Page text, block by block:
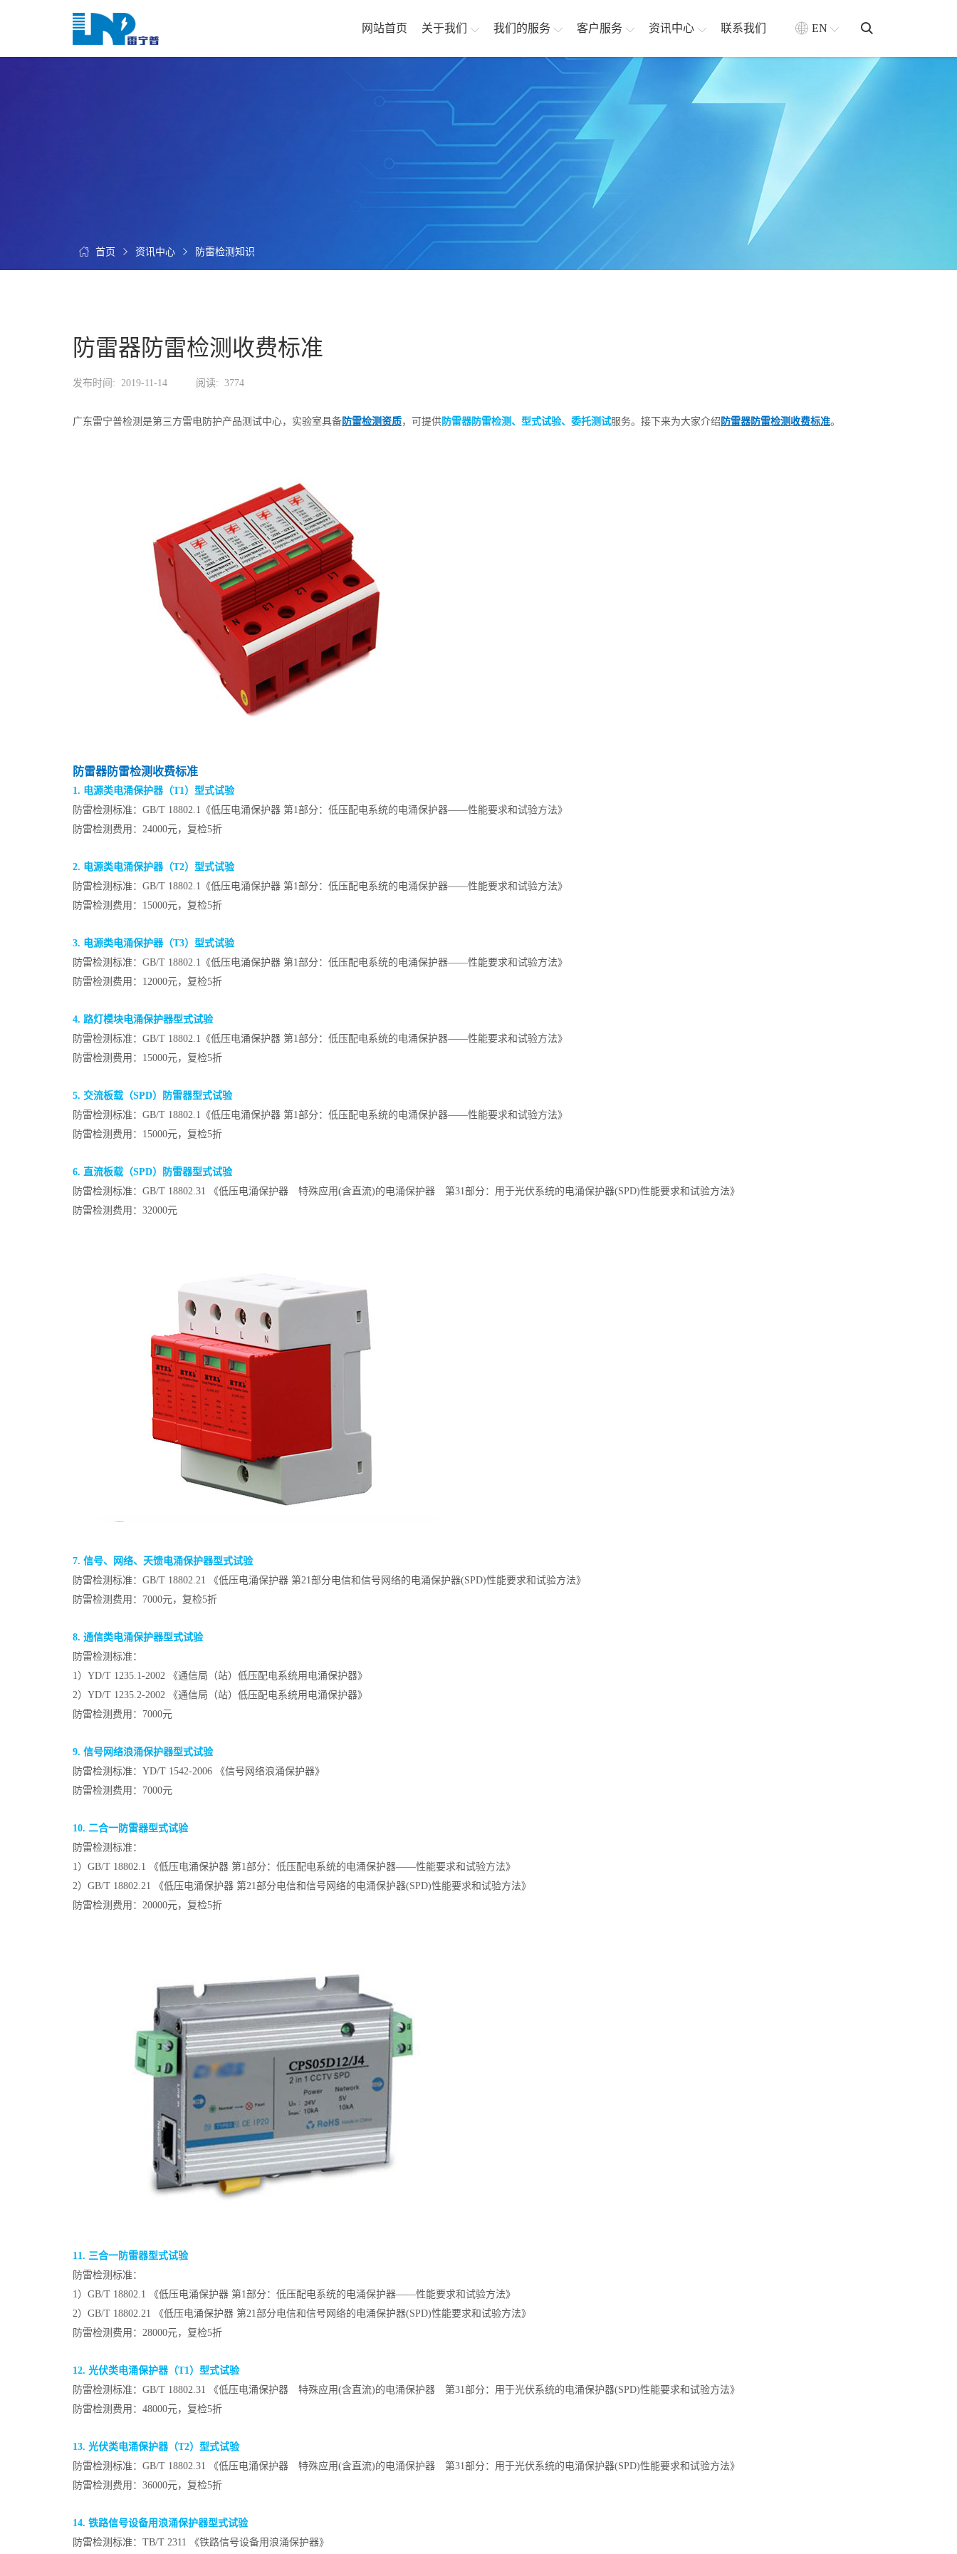
网站首页 关于我们 我们的服务 客户服务 资讯中心 联系我们 EN
首页 资讯中心 防雷检测知识
防雷器防雷检测收费标准
发布时间: 2019-11-14 阅读: 3774
广东雷宁普检测是第三方雷电防护产品测试中心，实验室具备防雷检测资质，可提供防雷器防雷检测、型式试验、委托测试服务。接下来为大家介绍 防雷器防雷检测收费标准。
防雷器防雷检测收费标准
1. 电源类电涌保护器（T1）型式试验
防雷检测标准：GB/T 18802.1《低压电涌保护器 第1部分：低压配电系统的电涌保护器——性能要求和试验方法》
防雷检测费用：24000元，复检5折
2. 电源类电涌保护器（T2）型式试验
防雷检测标准：GB/T 18802.1《低压电涌保护器 第1部分：低压配电系统的电涌保护器——性能要求和试验方法》
防雷检测费用：15000元，复检5折
3. 电源类电涌保护器（T3）型式试验
防雷检测标准：GB/T 18802.1《低压电涌保护器 第1部分：低压配电系统的电涌保护器——性能要求和试验方法》
防雷检测费用：12000元，复检5折
4. 路灯模块电涌保护器型式试验
防雷检测标准：GB/T 18802.1《低压电涌保护器 第1部分：低压配电系统的电涌保护器——性能要求和试验方法》
防雷检测费用：15000元，复检5折
5. 交流板载（SPD）防雷器型式试验
防雷检测标准：GB/T 18802.1《低压电涌保护器 第1部分：低压配电系统的电涌保护器——性能要求和试验方法》
防雷检测费用：15000元，复检5折
6. 直流板载（SPD）防雷器型式试验
防雷检测标准：GB/T 18802.31 《低压电涌保护器 特殊应用(含直流)的电涌保护器 第31部分：用于光伏系统的电涌保护器(SPD)性能要求和试验方法》
防雷检测费用：32000元
7. 信号、网络、天馈电涌保护器型式试验
防雷检测标准：GB/T 18802.21 《低压电涌保护器 第21部分电信和信号网络的电涌保护器(SPD)性能要求和试验方法》
防雷检测费用：7000元，复检5折
8. 通信类电涌保护器型式试验
防雷检测标准：
1）YD/T 1235.1-2002 《通信局（站）低压配电系统用电涌保护器》
2）YD/T 1235.2-2002 《通信局（站）低压配电系统用电涌保护器》
防雷检测费用：7000元
9. 信号网络浪涌保护器型式试验
防雷检测标准：YD/T 1542-2006 《信号网络浪涌保护器》
防雷检测费用：7000元
10. 二合一防雷器型式试验
防雷检测标准：
1）GB/T 18802.1 《低压电涌保护器 第1部分：低压配电系统的电涌保护器——性能要求和试验方法》
2）GB/T 18802.21 《低压电涌保护器 第21部分电信和信号网络的电涌保护器(SPD)性能要求和试验方法》
防雷检测费用：20000元，复检5折
11. 三合一防雷器型式试验
防雷检测标准：
1）GB/T 18802.1 《低压电涌保护器 第1部分：低压配电系统的电涌保护器——性能要求和试验方法》
2）GB/T 18802.21 《低压电涌保护器 第21部分电信和信号网络的电涌保护器(SPD)性能要求和试验方法》
防雷检测费用：28000元，复检5折
12. 光伏类电涌保护器（T1）型式试验
防雷检测标准：GB/T 18802.31 《低压电涌保护器 特殊应用(含直流)的电涌保护器 第31部分：用于光伏系统的电涌保护器(SPD)性能要求和试验方法》
防雷检测费用：48000元，复检5折
13. 光伏类电涌保护器（T2）型式试验
防雷检测标准：GB/T 18802.31 《低压电涌保护器 特殊应用(含直流)的电涌保护器 第31部分：用于光伏系统的电涌保护器(SPD)性能要求和试验方法》
防雷检测费用：36000元，复检5折
14. 铁路信号设备用浪涌保护器型式试验
防雷检测标准：TB/T 2311 《铁路信号设备用浪涌保护器》
站
心